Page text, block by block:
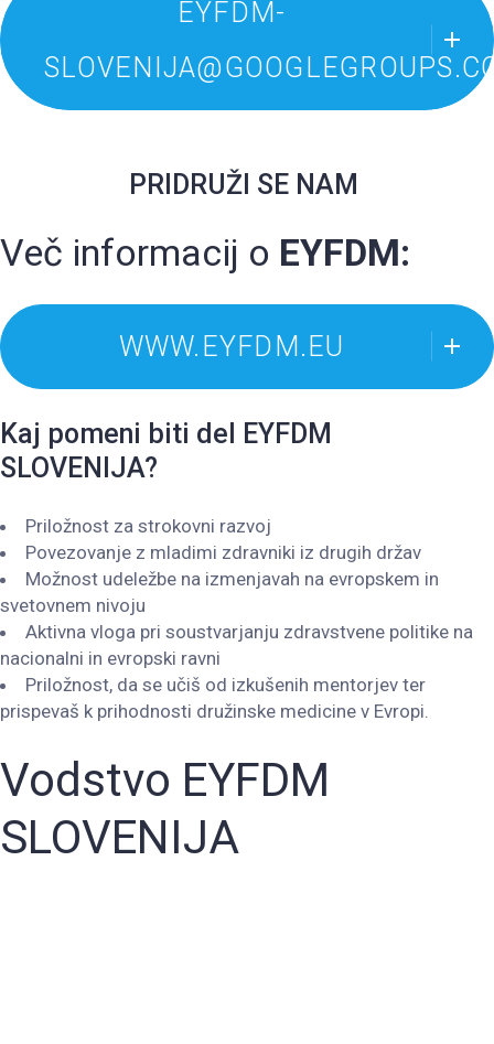
EYFDM-
PRIDRUŽI SE NAM
Več informacij o EYFDM:
WWW.EYFDM.EU
Kaj pomeni biti del EYFDM
SLOVENIJA?
Priložnost za strokovni razvoj
Povezovanje z mladimi zdravniki iz drugih držav
Možnost udeležbe na izmenjavah na evropskem in
svetovnem nivoju
Aktivna vloga pri soustvarjanju zdravstvene politike na
nacionalni in evropski ravni
Priložnost, da se učiš od izkušenih mentorjev ter
prispevaš k prihodnosti družinske medicine v Evropi.
Vodstvo EYFDM
SLOVENIJA